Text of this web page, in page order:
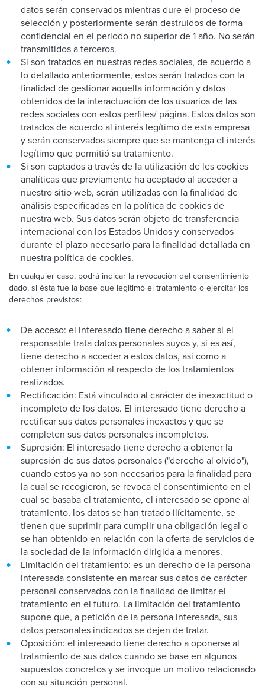
datos serán conservados mientras dure el proceso de
selección y posteriormente serán destruidos de forma
confidencial en el periodo no superior de 1 año. No serán
transmitidos a terceros.
Si son tratados en nuestras redes sociales, de acuerdo a
lo detallado anteriormente, estos serán tratados con la
finalidad de gestionar aquella información y datos
obtenidos de la interactuación de los usuarios de las
redes sociales con estos perfiles/ página. Estos datos son
tratados de acuerdo al interés legítimo de esta empresa
y serán conservados siempre que se mantenga el interés
legítimo que permitió su tratamiento.
Si son captados a través de la utilización de les cookies
analíticas que previamente ha aceptado al acceder a
nuestro sitio web, serán utilizadas con la finalidad de
análisis especificadas en la política de cookies de
nuestra web. Sus datos serán objeto de transferencia
internacional con los Estados Unidos y conservados
durante el plazo necesario para la finalidad detallada en
nuestra política de cookies.
En cualquier caso, podrá indicar la revocación del consentimiento
dado, si ésta fue la base que legitimó el tratamiento o ejercitar los
derechos previstos:
De acceso: el interesado tiene derecho a saber si el
responsable trata datos personales suyos y, si es así,
tiene derecho a acceder a estos datos, así como a
obtener información al respecto de los tratamientos
realizados.
Rectificación: Está vinculado al carácter de inexactitud o
incompleto de los datos. El interesado tiene derecho a
rectificar sus datos personales inexactos y que se
completen sus datos personales incompletos.
Supresión: El interesado tiene derecho a obtener la
supresión de sus datos personales ("derecho al olvido"),
cuando estos ya no son necesarios para la finalidad para
la cual se recogieron, se revoca el consentimiento en el
cual se basaba el tratamiento, el interesado se opone al
tratamiento, los datos se han tratado ilícitamente, se
tienen que suprimir para cumplir una obligación legal o
se han obtenido en relación con la oferta de servicios de
la sociedad de la información dirigida a menores.
Limitación del tratamiento: es un derecho de la persona
interesada consistente en marcar sus datos de carácter
personal conservados con la finalidad de limitar el
tratamiento en el futuro. La limitación del tratamiento
supone que, a petición de la persona interesada, sus
datos personales indicados se dejen de tratar.
Oposición: el interesado tiene derecho a oponerse al
tratamiento de sus datos cuando se base en algunos
supuestos concretos y se invoque un motivo relacionado
con su situación personal.